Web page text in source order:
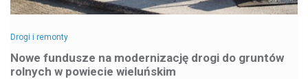
Drogi i remonty
Nowe fundusze na modernizację drogi do gruntów
rolnych w powiecie wieluńskim